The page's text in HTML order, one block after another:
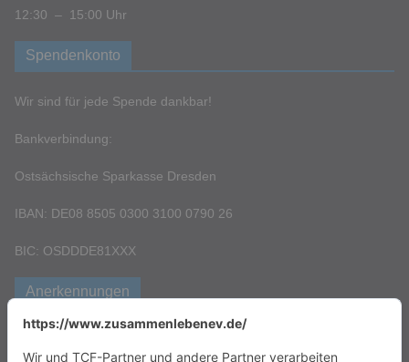
12:30 – 15:00 Uhr
Spendenkonto
Wir sind für jede Spende dankbar!
Bankverbindung:
Ostsächsische Sparkasse Dresden
IBAN: DE08 8505 0300 3100 0790 26
BIC: OSDDDE81XXX
Anerkennungen